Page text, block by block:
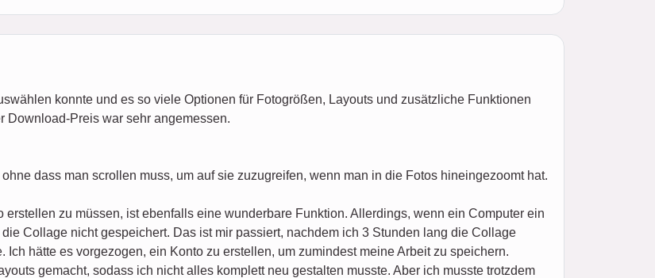
konnte und es so viele Optionen für Fotogrößen, Layouts und zusätzliche Funktionen
Download-Preis war sehr angemessen.
dass man scrollen muss, um auf sie zuzugreifen, wenn man in die Fotos hineingezoomt hat.
zu müssen, ist ebenfalls eine wunderbare Funktion. Allerdings, wenn ein Computer ein
Collage nicht gespeichert. Das ist mir passiert, nachdem ich 3 Stunden lang die Collage
hätte es vorgezogen, ein Konto zu erstellen, um zumindest meine Arbeit zu speichern.
gemacht, sodass ich nicht alles komplett neu gestalten musste. Aber ich musste trotzdem